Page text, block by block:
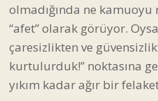
olmadığında ne
“afet” olarak görüyor.
çaresizlikten ve
kurtulurduk!” noktasına
yıkım kadar ağır bir